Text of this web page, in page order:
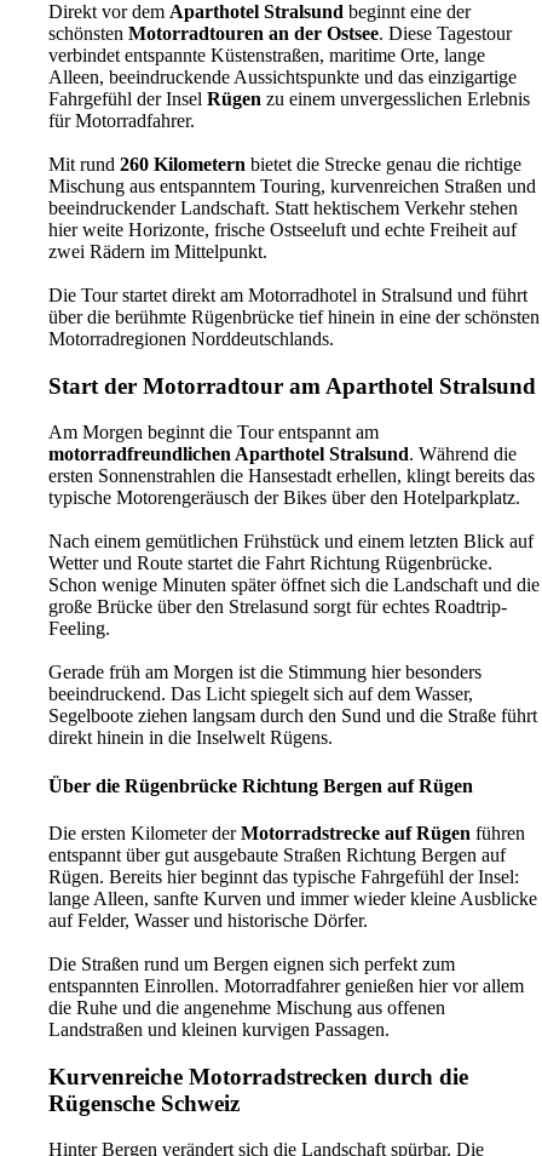
Direkt vor dem Aparthotel Stralsund beginnt eine der
schönsten Motorradtouren an der Ostsee. Diese Tagestour
verbindet entspannte Küstenstraßen, maritime Orte, lange
Alleen, beeindruckende Aussichtspunkte und das einzigartige
Fahrgefühl der Insel Rügen zu einem unvergesslichen Erlebnis
für Motorradfahrer.
Mit rund 260 Kilometern bietet die Strecke genau die richtige
Mischung aus entspanntem Touring, kurvenreichen Straßen und
beeindruckender Landschaft. Statt hektischem Verkehr stehen
hier weite Horizonte, frische Ostseeluft und echte Freiheit auf
zwei Rädern im Mittelpunkt.
Die Tour startet direkt am Motorradhotel in Stralsund und führt
über die berühmte Rügenbrücke tief hinein in eine der schönsten
Motorradregionen Norddeutschlands.
Start der Motorradtour am Aparthotel Stralsund
Am Morgen beginnt die Tour entspannt am
motorradfreundlichen Aparthotel Stralsund. Während die
ersten Sonnenstrahlen die Hansestadt erhellen, klingt bereits das
typische Motorengeräusch der Bikes über den Hotelparkplatz.
Nach einem gemütlichen Frühstück und einem letzten Blick auf
Wetter und Route startet die Fahrt Richtung Rügenbrücke.
Schon wenige Minuten später öffnet sich die Landschaft und die
große Brücke über den Strelasund sorgt für echtes Roadtrip-
Feeling.
Gerade früh am Morgen ist die Stimmung hier besonders
beeindruckend. Das Licht spiegelt sich auf dem Wasser,
Segelboote ziehen langsam durch den Sund und die Straße führt
direkt hinein in die Inselwelt Rügens.
Über die Rügenbrücke Richtung Bergen auf Rügen
Die ersten Kilometer derMotorradstrecke auf Rügen führen
entspannt über gut ausgebaute Straßen Richtung Bergen auf
Rügen. Bereits hier beginnt das typische Fahrgefühl der Insel:
lange Alleen, sanfte Kurven und immer wieder kleine Ausblicke
auf Felder, Wasser und historische Dörfer.
Die Straßen rund um Bergen eignen sich perfekt zum
entspannten Einrollen. Motorradfahrer genießen hier vor allem
die Ruhe und die angenehme Mischung aus offenen
Landstraßen und kleinen kurvigen Passagen.
Kurvenreiche Motorradstrecken durch die
Rügensche Schweiz
Hinter Bergen verändert sich die Landschaft spürbar. Die